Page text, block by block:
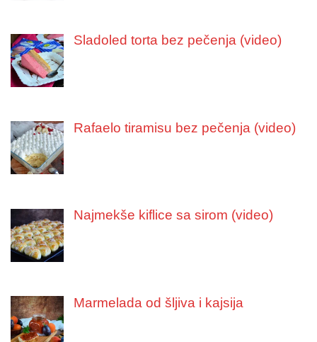
Sladoled torta bez pečenja (video)
Rafaelo tiramisu bez pečenja (video)
Najmekše kiflice sa sirom (video)
Marmelada od šljiva i kajsija